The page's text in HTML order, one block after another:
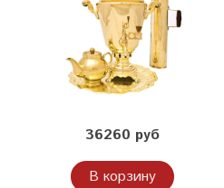
36260 руб
В корзину